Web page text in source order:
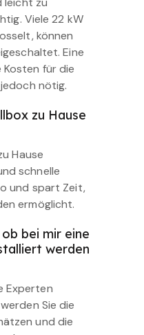
Viele 22 kW
können
Eine
Kosten für die
nötig.
zu Hause
Hause
schnelle
und spart Zeit,
ermöglicht.
bei mir eine
werden
Experten
Sie die
und die